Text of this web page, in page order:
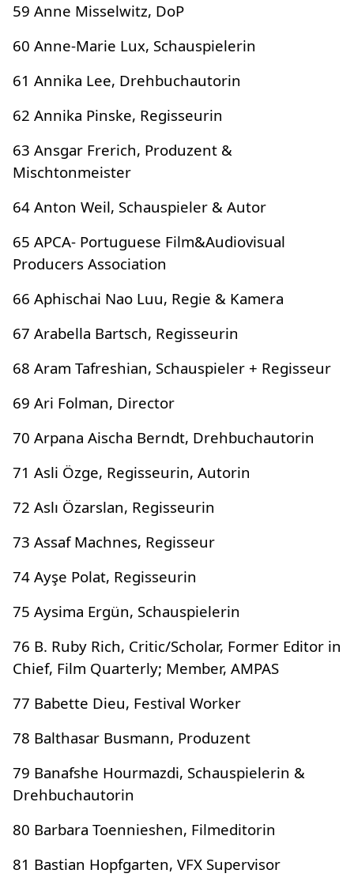
59 Anne Misselwitz, DoP
60 Anne-Marie Lux, Schauspielerin
61 Annika Lee, Drehbuchautorin
62 Annika Pinske, Regisseurin
63 Ansgar Frerich, Produzent &
Mischtonmeister
64 Anton Weil, Schauspieler & Autor
65 APCA- Portuguese Film&Audiovisual
Producers Association
66 Aphischai Nao Luu, Regie & Kamera
67 Arabella Bartsch, Regisseurin
68 Aram Tafreshian, Schauspieler + Regisseur
69 Ari Folman, Director
70 Arpana Aischa Berndt, Drehbuchautorin
71 Asli Özge, Regisseurin, Autorin
72 Aslı Özarslan, Regisseurin
73 Assaf Machnes, Regisseur
74 Ayşe ​​Polat, Regisseurin
75 Aysima Ergün, Schauspielerin
76 B. Ruby Rich, Critic/Scholar, Former Editor in
Chief, Film Quarterly; Member, AMPAS
77 Babette Dieu, Festival Worker
78 Balthasar Busmann, Produzent
79 Banafshe Hourmazdi, Schauspielerin &
Drehbuchautorin
80 Barbara Toennieshen, Filmeditorin
81 Bastian Hopfgarten, VFX Supervisor